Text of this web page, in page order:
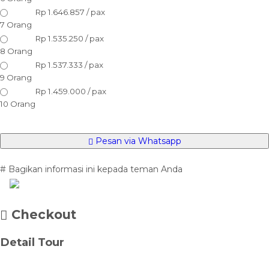
7 Orang
Rp 1.646.857 / pax
8 Orang
Rp 1.535.250 / pax
9 Orang
Rp 1.537.333 / pax
10 Orang
Rp 1.459.000 / pax
Pesan via Whatsapp
# Bagikan informasi ini kepada teman Anda
Checkout
Detail Tour